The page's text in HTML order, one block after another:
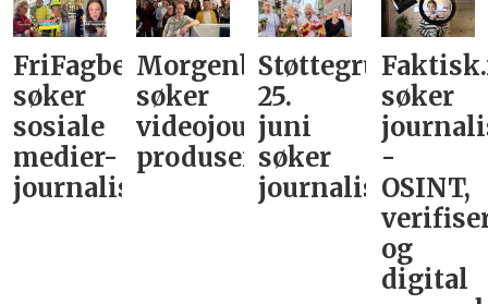
FriFagbevegelse
søker
sosiale
medier-
journalist
Morgenbladet
søker
videojournalist/podkast-
produsent
Støttegruppa
25.
juni
søker
journalist
søker
-
OSINT,
og
digital